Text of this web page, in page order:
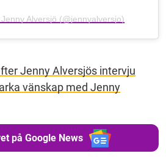
Alversjö (@jennyalversjo)
Jenny Alversjös intervju
vänskap med Jenny
på Google News